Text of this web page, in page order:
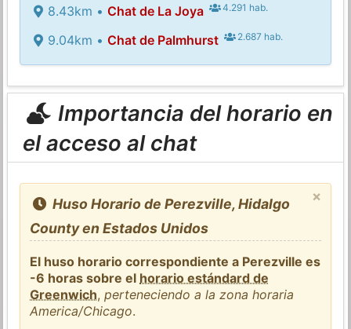
8.43km • Chat de La Joya 4.291 hab.
9.04km • Chat de Palmhurst 2.687 hab.
Importancia del horario en
el acceso al chat
×
Huso Horario de Perezville, Hidalgo
County en Estados Unidos
El huso horario correspondiente a Perezville es
-6 horas sobre el horario estándard de
Greenwich,perteneciendo a la zona horaria
America/Chicago.